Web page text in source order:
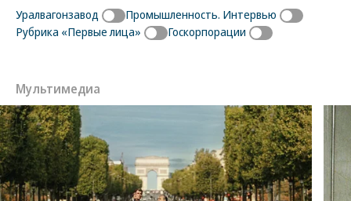
Уралвагонзавод
Промышленность. Интервью
Рубрика «Первые лица»
Госкорпорации
Мультимедиа